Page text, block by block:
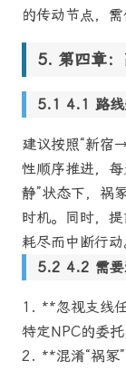
的传动节点，需
第四章
4.1 路线
建议按照“新
性顺序推进，
静”状态下，祸
时机。同时，提
耗尽而中断行动
4.2 需要
1. **忽视支线
特定NPC的委
2. **混淆“祸冢